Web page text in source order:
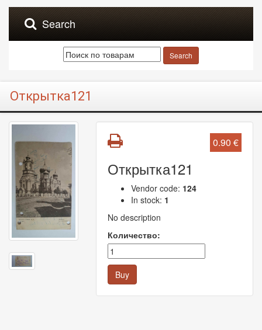
Search
Search
Открытка121
Открытка121
Vendor code: 124
In stock: 1
0.90 €
No description
Количество:
Buy